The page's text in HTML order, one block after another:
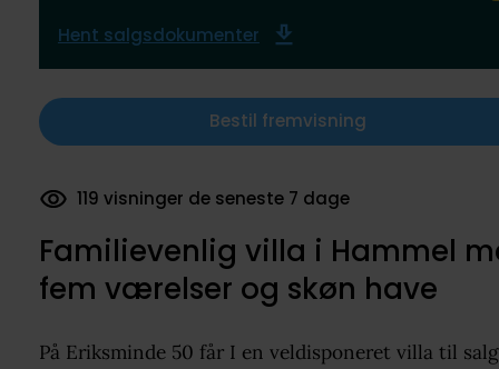
Hent salgsdokumenter
Bestil fremvisning
119 visninger de seneste 7 dage
Familievenlig villa i Hammel
fem værelser og skøn have
På Eriksminde 50 får I en veldisponeret villa til